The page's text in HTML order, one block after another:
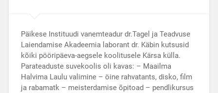
Päikese Instituudi vanemteadur dr.Tagel ja Teadvuse
Laiendamise Akadeemia laborant dr. Käbin kutsusid
kõiki pööripäeva-aegsele koolitusele Kärsa külla.
Parateaduste suvekoolis oli kavas: – Maailma
Halvima Laulu valimine – öine rahvatants, disko, film
ja rabamatk – meisterdamise õpitoad – pendlikursus